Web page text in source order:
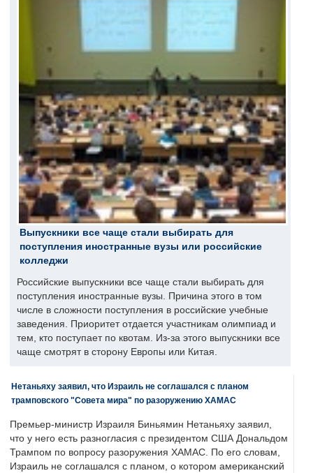
Выпускники все чаще стали выбирать для
поступления иностранные вузы или российские
колледжи
Российские выпускники все чаще стали выбирать для
поступления иностранные вузы. Причина этого в том
числе в сложности поступления в российские учебные
заведения. Приоритет отдается участникам олимпиад и
тем, кто поступает по квотам. Из-за этого выпускники все
чаще смотрят в сторону Европы или Китая.
Нетаньяху заявил, что Израиль не соглашался с планом
трамповского "Совета мира" по разоружению ХАМАС
Премьер-министр Израиля Биньямин Нетаньяху заявил,
что у него есть разногласия с президентом США Дональдом
Трампом по вопросу разоружения ХАМАС. По его словам,
Израиль не соглашался с планом, о котором американский